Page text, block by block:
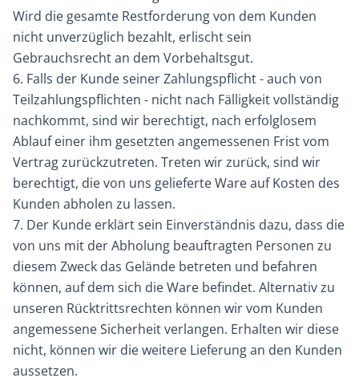
Wird die gesamte Restforderung von dem Kunden
nicht unverzüglich bezahlt, erlischt sein
Gebrauchsrecht an dem Vorbehaltsgut.
6. Falls der Kunde seiner Zahlungspflicht - auch von
Teilzahlungspflichten - nicht nach Fälligkeit vollständig
nachkommt, sind wir berechtigt, nach erfolglosem
Ablauf einer ihm gesetzten angemessenen Frist vom
Vertrag zurückzutreten. Treten wir zurück, sind wir
berechtigt, die von uns gelieferte Ware auf Kosten des
Kunden abholen zu lassen.
7. Der Kunde erklärt sein Einverständnis dazu, dass die
von uns mit der Abholung beauftragten Personen zu
diesem Zweck das Gelände betreten und befahren
können, auf dem sich die Ware befindet. Alternativ zu
unseren Rücktrittsrechten können wir vom Kunden
angemessene Sicherheit verlangen. Erhalten wir diese
nicht, können wir die weitere Lieferung an den Kunden
aussetzen.